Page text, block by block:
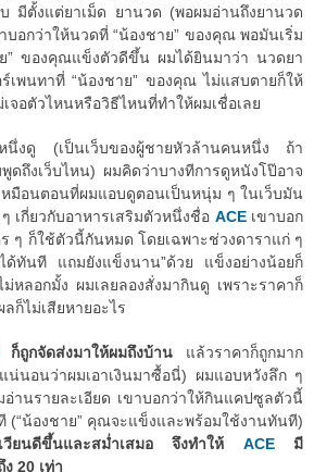
มีตั้งแต่ยาเม็ด ยานวด (พอผมอ่านถึงยานวด
บอกว่าให้นวดที่ “น้องชาย” ของคุณ พอมันเริ่ม
” ของคุณแข็งตัวดีขึ้น ผมได้ยินมาว่า นวดยา
ร์เพนทาที่ “น้องชาย” ของคุณ ไม่แสบตายก็ให้
จอตัวไหนหรือวิธีไหนที่ทำให้ผมเชื่อเลย
บหนึ่งดู (เป็นเว็บของผู้ชายหัวล้านคนหนึ่ง ถ้า
ดถึงเว็บไหน) ผมคิดว่าบางทีการดูหนังโป๊อาจ
มือนตอนที่ผมแอบดูตอนเป็นหนุ่ม ๆ ในเว็บมัน
กี่ยวกับอาหารเสริมตัวหนึ่งชื่อ ACEเขาบอก
ๆ ก็ใช้ตัวนี้กันหมด โดยเฉพาะช่วงดาราแก่ ๆ
ด้ทันที แถมยังแข็งนาน”ด้วย แข็งอย่างน้อยก็
หลอกมั้ง ผมเลยลองสั่งมากินดู เพราะราคาก็
ก็ไม่เสียหายอะไร
ก็ถูกจัดส่งมาให้ผมถึงบ้าน แล้วราคาก็ถูกมาก
น่นอนว่าผมเอาเงินมาซื้อนี่) ผมแอบหวังลึก ๆ
านรายละเอียด เขาบอกว่าให้กินแคปซูลตัวนี้
(“น้องชาย” คุณจะแข็งและพร้อมใช้งานทันที)
เวียนดีขึ้นและสม่ำเสมอ จึงทำให้ ACEมี
20 เท่า